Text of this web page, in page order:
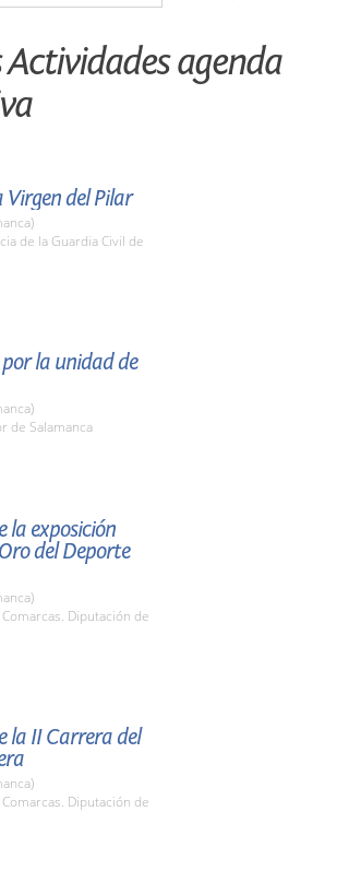
agenda
Virgen del Pilar
de la Guardia Civil de
la unidad de
de Salamanca
la exposición
del Deporte
Diputación de
la II Carrera del
Diputación de